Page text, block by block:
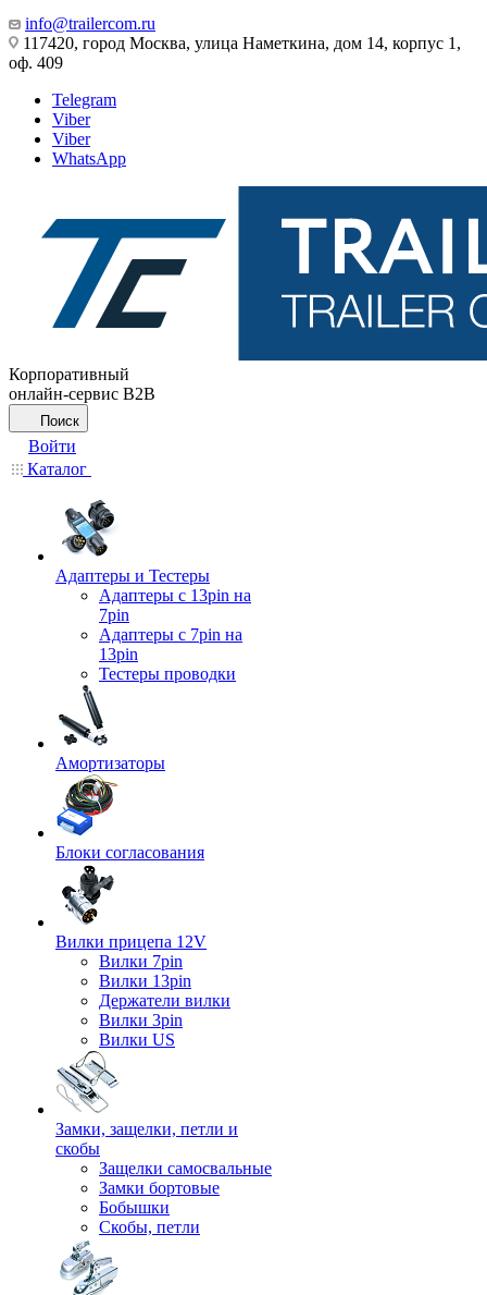
info@trailercom.ru
117420, город Москва, улица Наметкина, дом 14, корпус 1,
оф. 409
Telegram
Viber
Viber
WhatsApp
Корпоративный
онлайн-сервис B2B
Поиск
Войти
Каталог
Адаптеры и Тестеры
Адаптеры с 13pin на
7pin
Адаптеры с 7pin на
13pin
Тестеры проводки
Амортизаторы
Блоки согласования
Вилки прицепа 12V
Вилки 7pin
Вилки 13pin
Держатели вилки
Вилки 3pin
Вилки US
Замки, защелки, петли и
скобы
Защелки самосвальные
Замки бортовые
Бобышки
Скобы, петли